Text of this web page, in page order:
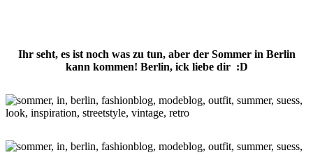
Ihr seht, es ist noch was zu tun, aber der Sommer in Berlin
kann kommen! Berlin, ick liebe dir :D